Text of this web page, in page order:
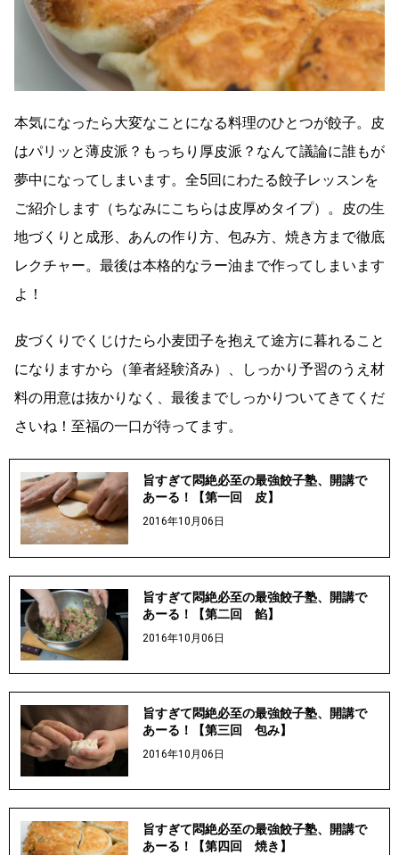
本気になったら大変なことになる料理のひとつが餃子。皮
はパリッと薄皮派？もっちり厚皮派？なんて議論に誰もが
夢中になってしまいます。全5回にわたる餃子レッスンを
ご紹介します（ちなみにこちらは皮厚めタイプ）。皮の生
地づくりと成形、あんの作り方、包み方、焼き方まで徹底
レクチャー。最後は本格的なラー油まで作ってしまいます
よ！
皮づくりでくじけたら小麦団子を抱えて途方に暮れること
になりますから（筆者経験済み）、しっかり予習のうえ材
料の用意は抜かりなく、最後までしっかりついてきてくだ
さいね！至福の一口が待ってます。
旨すぎて悶絶必至の最強餃子塾、開講で
あーる！【第一回 皮】
2016年10月06日
旨すぎて悶絶必至の最強餃子塾、開講で
あーる！【第二回 餡】
2016年10月06日
旨すぎて悶絶必至の最強餃子塾、開講で
あーる！【第三回 包み】
2016年10月06日
旨すぎて悶絶必至の最強餃子塾、開講で
あーる！【第四回 焼き】